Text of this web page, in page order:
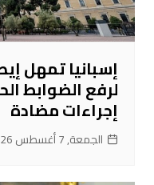
إسبانيا تمهل
لرفع الضوابط
إجراءات مضادة
الجمعة, 7 أغسطس 2026, 16:54